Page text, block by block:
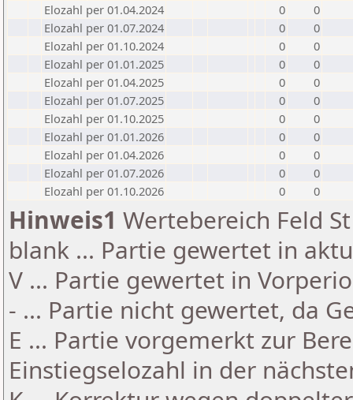
Elozahl per 01.04.2024
0
0
Elozahl per 01.07.2024
0
0
Elozahl per 01.10.2024
0
0
Elozahl per 01.01.2025
0
0
Elozahl per 01.04.2025
0
0
Elozahl per 01.07.2025
0
0
Elozahl per 01.10.2025
0
0
Elozahl per 01.01.2026
0
0
Elozahl per 01.04.2026
0
0
Elozahl per 01.07.2026
0
0
Elozahl per 01.10.2026
0 0
Hinweis1 Wertebereich Feld
blank ... Partie gewertet in
V ... Partie gewertet in
- ... Partie nicht gewertet, da
E ... Partie vorgemerkt zur
Einstiegselozahl in der